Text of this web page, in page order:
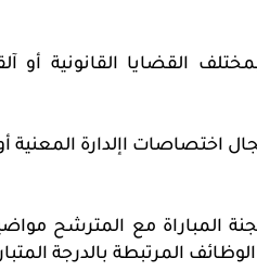
القضايا القانونية أو
اختصاصات اإلدارة المعنية
المباراة مع المترشح
المرتبطة بالدرجة